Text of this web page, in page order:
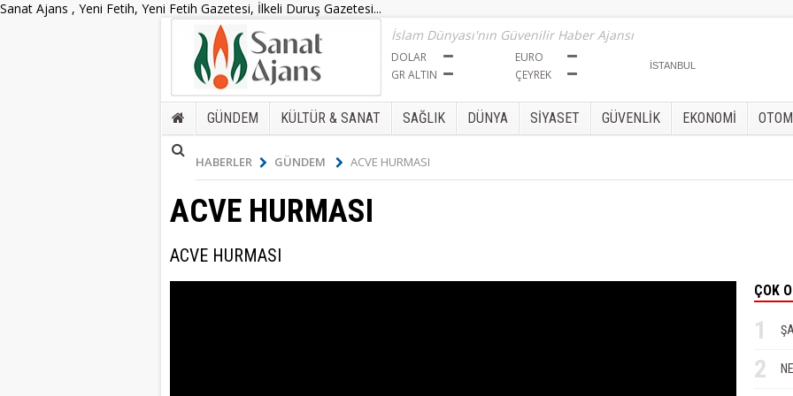
Sanat Ajans , Yeni Fetih, Yeni Fetih Gazetesi, İlkeli Duruş Gazetesi...
İslam Dünyası'nın Güvenilir Haber Ajansı
DOLAR
EURO
GR ALTIN
ÇEYREK
GÜNDEM KÜLTÜR & SANAT SAĞLIK DÜNYA SİYASET GÜVENLİK EKONOMİ
HABERLER GÜNDEM ACVE HURMASI
ACVE HURMASI
ACVE HURMASI
ÇOK
1
2